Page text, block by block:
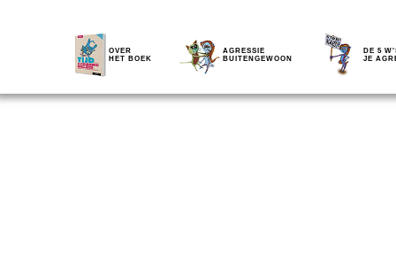
OVER
HET BOEK
AGRESSIE
BUITENGEWOON
DE 5
JE